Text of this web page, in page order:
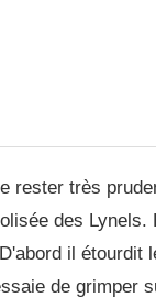
rester très
des Lynels.
il étourdit
de grimper